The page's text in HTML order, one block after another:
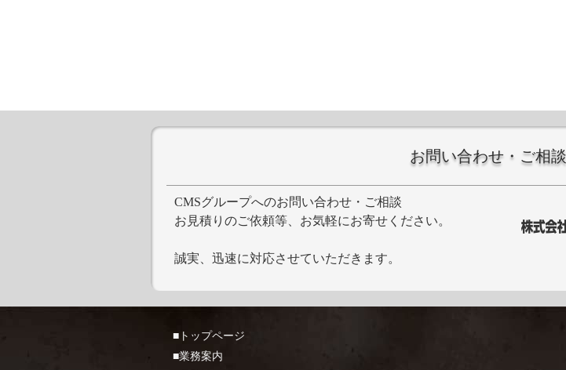
お問い合わせ・ご相
CMSグループへのお問い合わせ・ご相談
お見積りのご依頼等、お気軽にお寄せください。
誠実、迅速に対応させていただきます。
■トップページ
■業務案内